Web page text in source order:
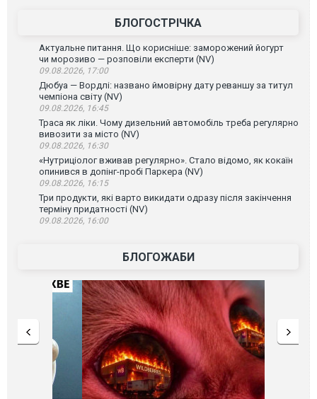
БЛОГОСТРІЧКА
Актуальне питання. Що корисніше: заморожений йогурт
чи морозиво — розповіли експерти (NV)
09.08.2026, 17:00
Дюбуа — Вордлі: названо ймовірну дату реваншу за титул
чемпіона світу (NV)
09.08.2026, 16:45
Траса як ліки. Чому дизельний автомобіль треба регулярно
вивозити за місто (NV)
09.08.2026, 16:30
«Нутриціолог вживав регулярно». Стало відомо, як кокаїн
опинився в допінг-пробі Паркера (NV)
09.08.2026, 16:15
Три продукти, які варто викидати одразу після закінчення
терміну придатності (NV)
09.08.2026, 16:00
БЛОГОЖАБИ